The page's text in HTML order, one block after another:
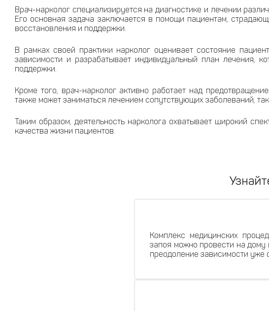
Врач-нарколог специализируется на диагностике и лечении
Его основная задача заключается в помощи пациентам,
восстановления и поддержки.
В рамках своей практики нарколог оценивает состояние
зависимости и разрабатывает индивидуальный план лечения,
поддержки.
Кроме того, врач-нарколог активно работает над
также может заниматься лечением сопутствующих заболеваний,
Таким образом, деятельность нарколога охватывает широкий
качества жизни пациентов.
Комплекс медицинских
запоя можно провести на дому
преодоление зависимости уже